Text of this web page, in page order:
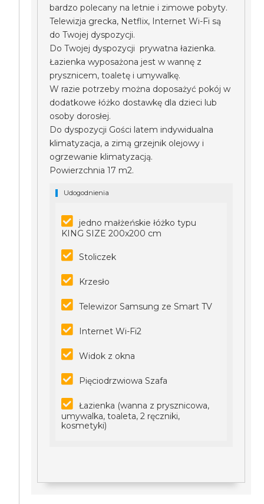
bardzo polecany na letnie i zimowe pobyty.
Telewizja grecka, Netflix, Internet Wi-Fi są
do Twojej dyspozycji.
Do Twojej dyspozycji prywatna łazienka.
Łazienka wyposażona jest w wannę z
prysznicem, toaletę i umywalkę.
W razie potrzeby można doposażyć pokój w
dodatkowe łóżko dostawkę dla dzieci lub
osoby dorosłej.
Do dyspozycji Gości latem indywidualna
klimatyzacja, a zimą grzejnik olejowy i
ogrzewanie klimatyzacją.
Powierzchnia 17 m2.
Udogodnienia
jedno małżeńskie łóżko typu
KING SIZE 200x200 cm
Stoliczek
Krzesło
Telewizor Samsung ze Smart TV
Internet Wi-Fi2
Widok z okna
Pięciodrzwiowa Szafa
Łazienka (wanna z prysznicowa,
umywalka, toaleta, 2 ręczniki,
kosmetyki)